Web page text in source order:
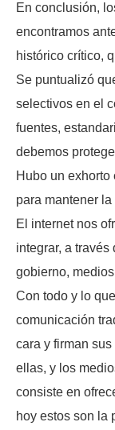
En conclusión,
encontramos
histórico crítico,
Se puntualizó
selectivos en el
fuentes,
debemos
Hubo un
para mantener
El internet nos
integrar, a
gobierno,
Con todo y lo
comunicación
cara y firman
ellas, y los
consiste en
hoy estos son la